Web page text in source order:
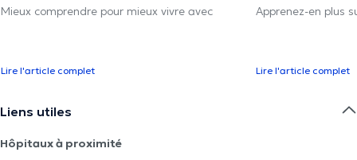
Mieux comprendre pour mieux vivre avec
Lire l'article complet
Apprenez-en plus
Lire l'article complet
Liens utiles
Hôpitaux à proximité